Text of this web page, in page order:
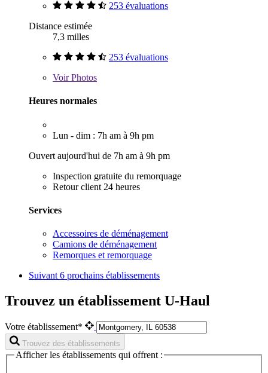
253 évaluations
Distance estimée
7,3 milles
253 évaluations
VoirPhotos
Heures normales
Lun - dim : 7h am à 9h pm
Ouvert aujourd'hui de 7h am à 9h pm
Inspection gratuite du remorquage
Retour client 24 heures
Services
Accessoires de déménagement
Camions de déménagement
Remorques et remorquage
Suivant 6 prochains établissements
Trouvez un établissement U-Haul
Votre établissement*
Trouvez des établissements
Afficher les établissements qui offrent :